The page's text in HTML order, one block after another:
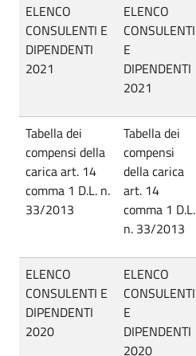
ELENCO
CONSULENTI E
DIPENDENTI
2021
ELENCO
CONSULENTI
E
DIPENDENTI
2021
Tabella dei
compensi della
carica art. 14
comma 1 D.L. n.
33/2013
Tabella dei
compensi
della carica
art. 14
comma 1 D.L.
n. 33/2013
ELENCO
CONSULENTI E
DIPENDENTI
2020
ELENCO
CONSULENTI
E
DIPENDENTI
2020